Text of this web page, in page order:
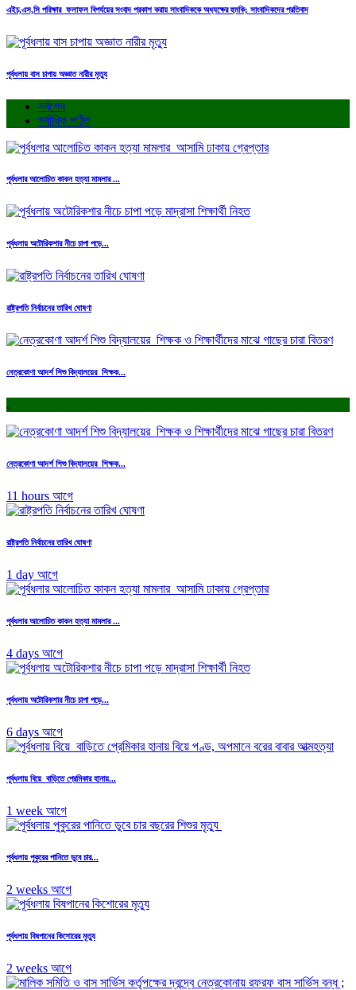
এইচ,এস,সি পরিক্ষার ফলাফল বিপর্যয়ের সংবাদ প্রকাশ করায় সাংবাদিককে অধ্যক্ষের হুমকি; সাংবাদিকদের প্রতিবাদ
পূর্বধলায় বাস চাপায় অজ্ঞাত নারীর মৃত্যু
সর্বশেষ
সর্বাধিক পঠিত
পূর্বধলার আলোচিত কাকন হত্যা মামলার ...
পূর্বধলায় অটোরিকশার নীচে চাপা পড়ে...
রাষ্ট্রপতি নির্বাচনের তারিখ ঘোষণা
নেত্রকোণা আদর্শ শিশু বিদ্যালয়ের শিক্ষক...
.
নেত্রকোণা আদর্শ শিশু বিদ্যালয়ের শিক্ষক...
11 hours আগে
রাষ্ট্রপতি নির্বাচনের তারিখ ঘোষণা
1 day আগে
পূর্বধলার আলোচিত কাকন হত্যা মামলার ...
4 days আগে
পূর্বধলায় অটোরিকশার নীচে চাপা পড়ে...
6 days আগে
পূর্বধলায় বিয়ে বাড়িতে প্রেমিকার হানায়...
1 week আগে
পূর্বধলায় পুকুরের পানিতে ডুবে চার...
2 weeks আগে
পূর্বধলায় বিষপানের কিশোরের মৃত্যু
2 weeks আগে